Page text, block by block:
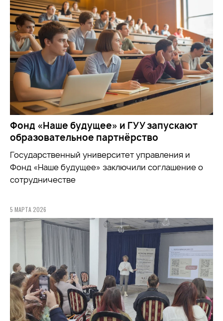
Фонд «Наше будущее» и ГУУ запускают
образовательное партнёрство
Государственный университет управления и
Фонд «Наше будущее» заключили соглашение о
сотрудничестве
5 МАРТА 2026